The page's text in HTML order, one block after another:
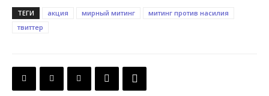
ТЕГИ акция мирный митинг
митинг против насилия
твиттер